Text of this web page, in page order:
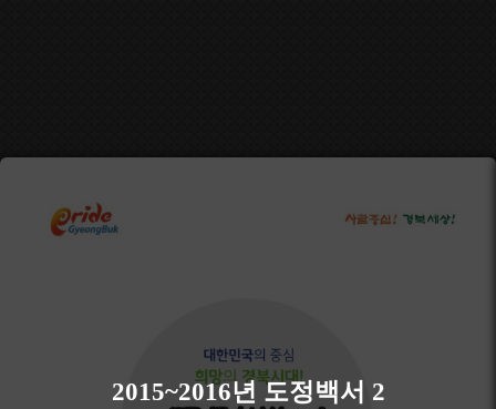
2015~2016년 도정백서 2